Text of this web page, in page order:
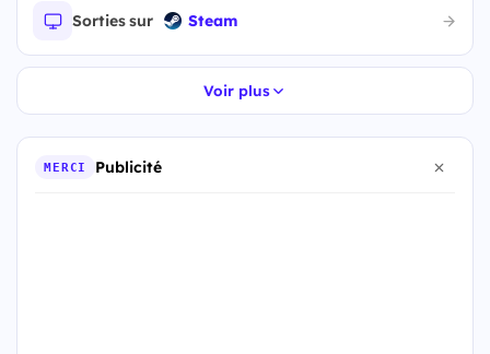
Sorties sur Steam
Voir plus
MERCI Publicité